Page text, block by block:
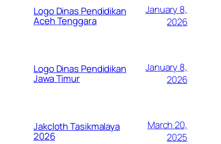
Logo Dinas Pendidikan
Aceh Tenggara
January 8,
2026
Logo Dinas Pendidikan
Jawa Timur
January 8,
2026
Jakcloth Tasikmalaya
2026
March 20,
2025